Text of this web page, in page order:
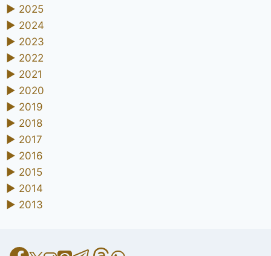
► 2025
► 2024
► 2023
► 2022
► 2021
► 2020
► 2019
► 2018
► 2017
► 2016
► 2015
► 2014
► 2013